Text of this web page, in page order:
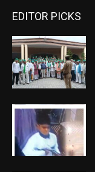
EDITOR PICKS